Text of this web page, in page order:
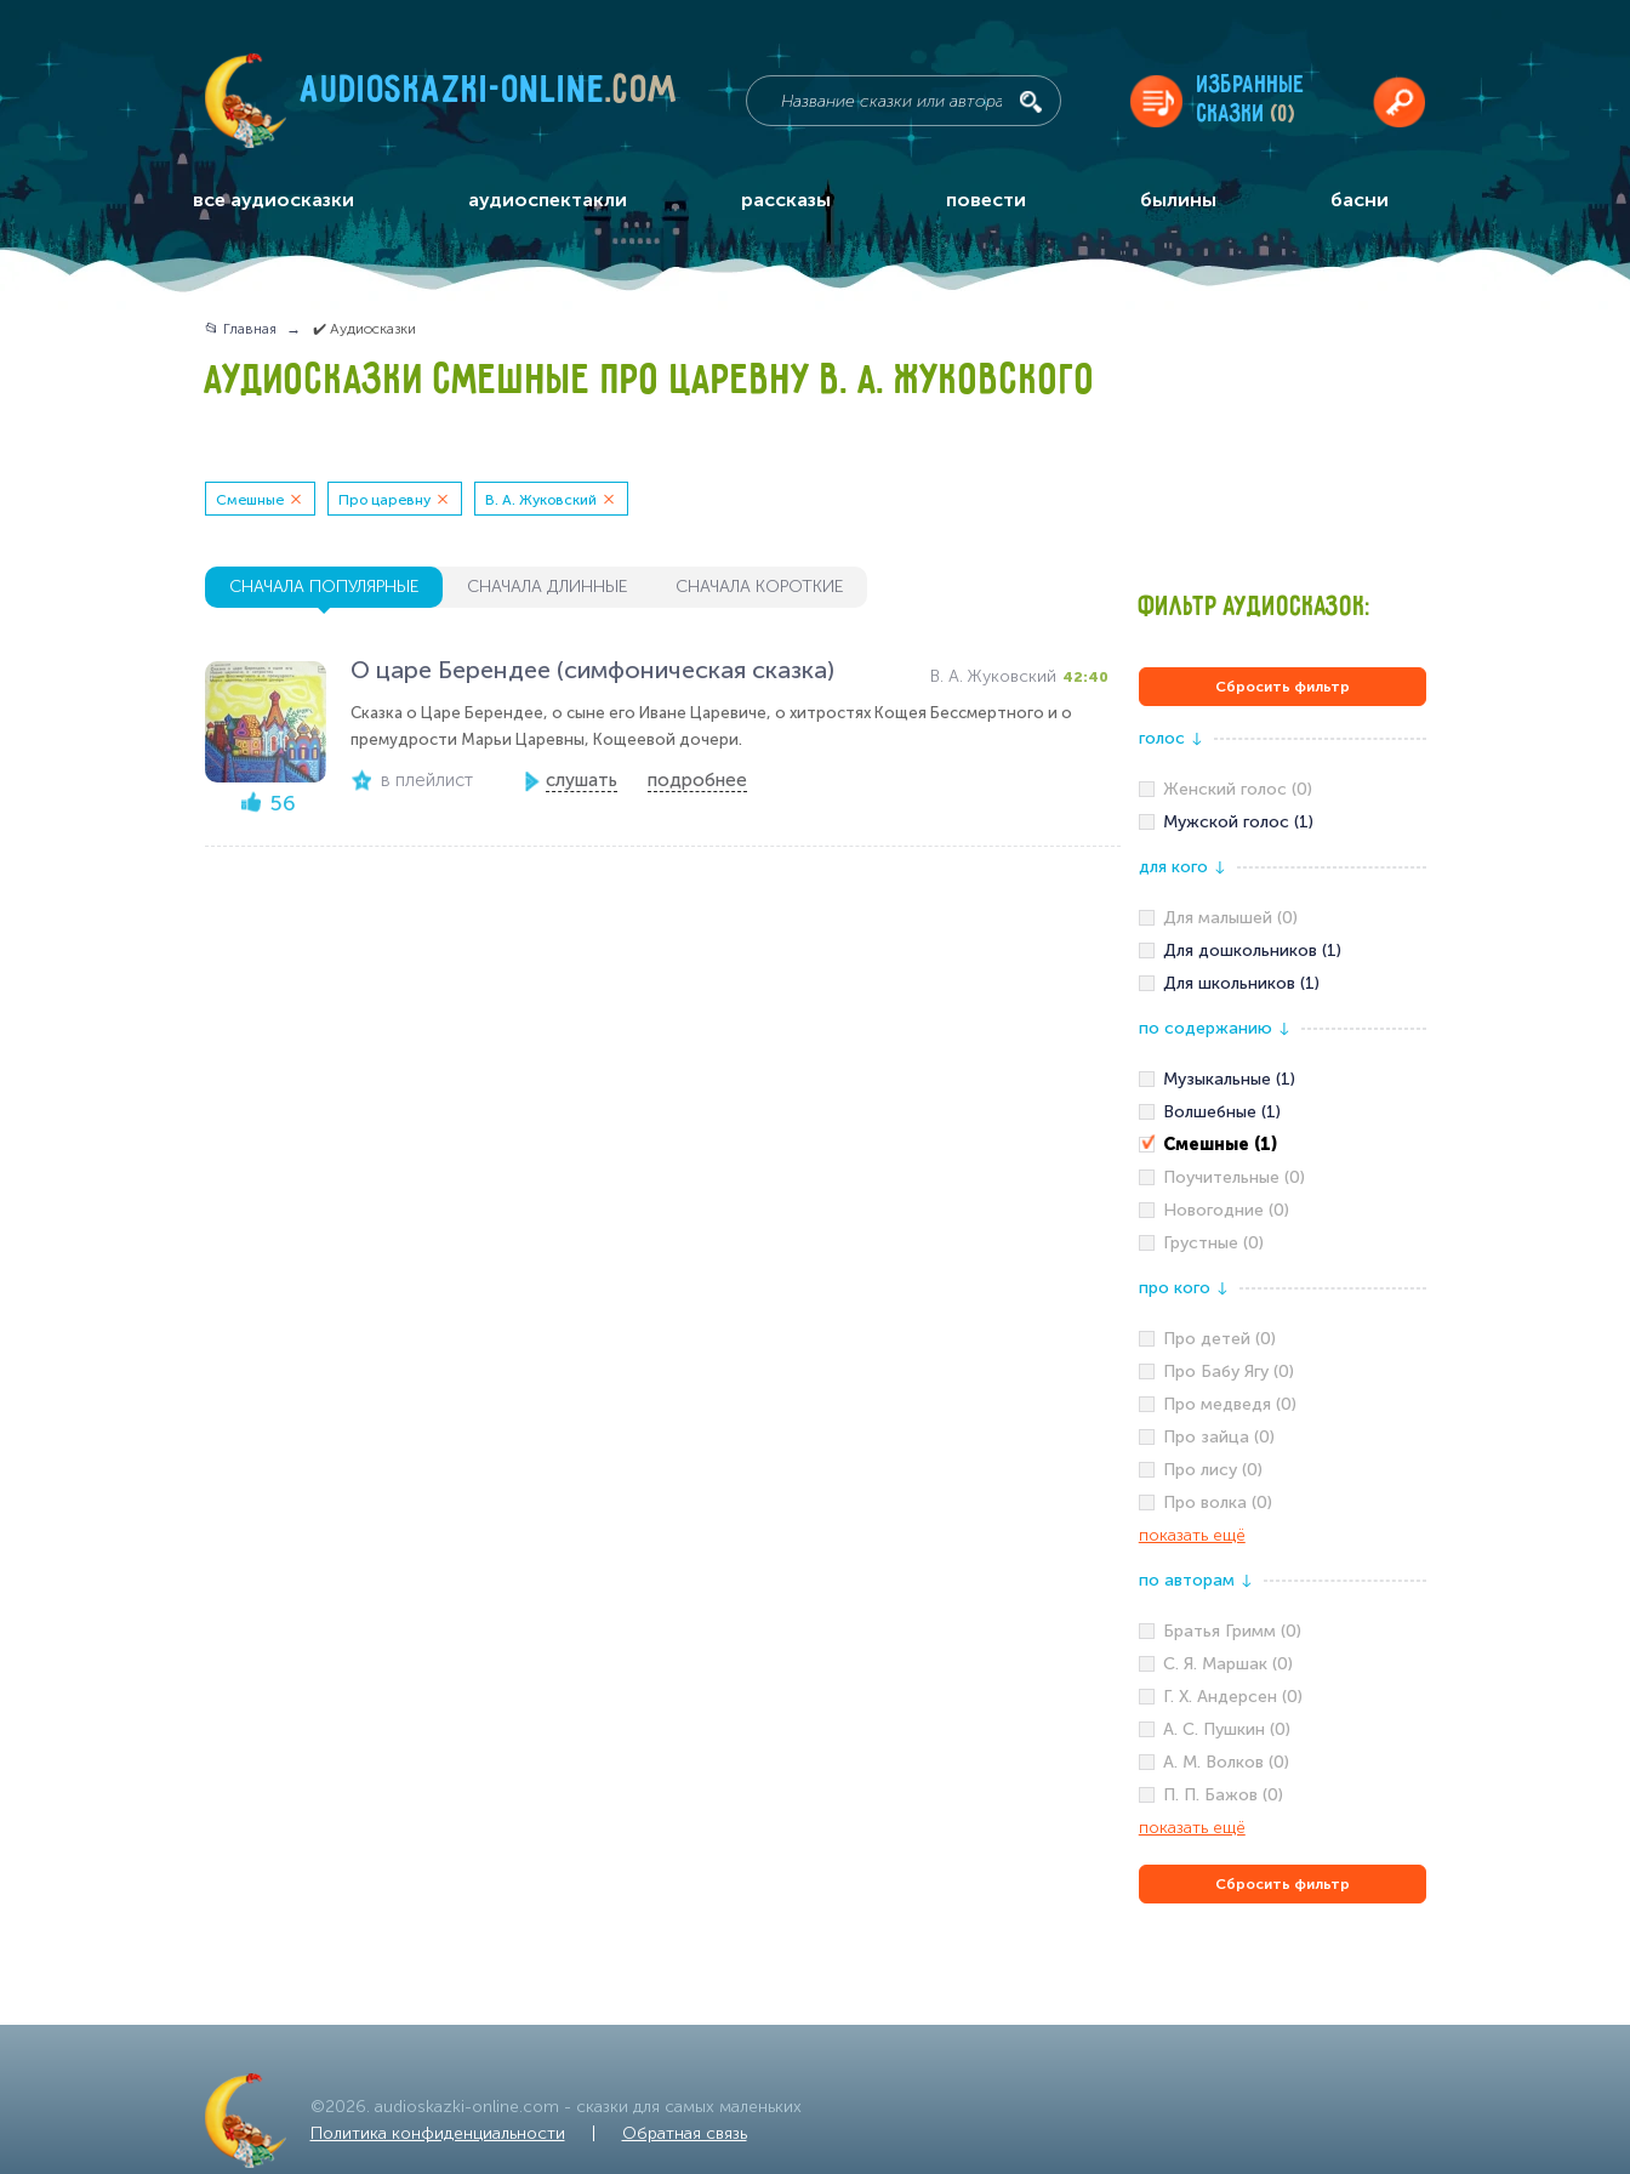
audioskazki-online.com
Избранные
сказки (0)
все аудиосказки аудиоспектакли рассказы повести былины басни
📂 Главная ✔️ Аудиосказки
АУДИОСКАЗКИ СМЕШНЫЕ ПРО ЦАРЕВНУ В. А. ЖУКОВСКОГО
Смешные Про царевну В. А. Жуковский
СНАЧАЛА ПОПУЛЯРНЫЕ СНАЧАЛА ДЛИННЫЕ СНАЧАЛА КОРОТКИЕ
56
О царе Берендее (симфоническая сказка) В. А. Жуковский 42:40
Сказка о Царе Берендее, о сыне его Иване Царевиче, о хитростях Кощея Бессмертного и о
премудрости Марьи Царевны, Кощеевой дочери.
в плейлист слушать подробнее
ФИЛЬТР АУДИОСКАЗОК:
Сбросить фильтр
голос ↓
Женский голос (0)
Мужской голос (1)
для кого ↓
Для малышей (0)
Для дошкольников (1)
Для школьников (1)
по содержанию ↓
Музыкальные (1)
Волшебные (1)
Смешные (1)
Поучительные (0)
Новогодние (0)
Грустные (0)
про кого ↓
Про детей (0)
Про Бабу Ягу (0)
Про медведя (0)
Про зайца (0)
Про лису (0)
Про волка (0)
показать ещё
по авторам ↓
Братья Гримм (0)
С. Я. Маршак (0)
Г. Х. Андерсен (0)
А. С. Пушкин (0)
А. М. Волков (0)
П. П. Бажов (0)
показать ещё
Сбросить фильтр
©2026. audioskazki-online.com - сказки для самых маленьких
Политика конфиденциальности
Обратная связь